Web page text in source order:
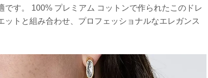
す。 100% プレミアム コットンで作られたこのドレ
トと組み合わせ、プロフェッショナルなエレガンス